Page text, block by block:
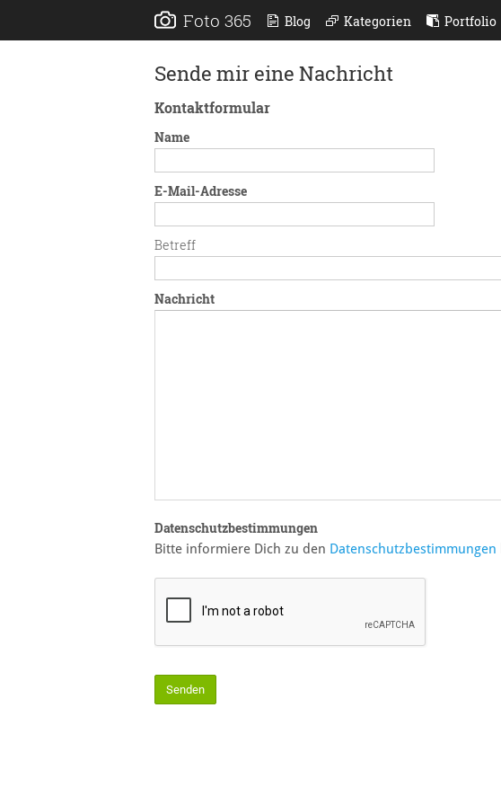
Foto 365 Blog Kategorien Portfolio
Sende mir eine Nachricht
Kontaktformular
Name
E-Mail-Adresse
Betreff
Nachricht
Datenschutzbestimmungen
Bitte informiere Dich zu den Datenschutzbestimmungen